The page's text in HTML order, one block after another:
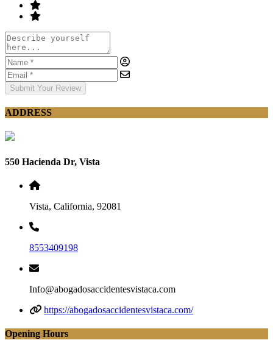
Submit Your Review
ADDRESS
550 Hacienda Dr, Vista
Vista, California, 92081
8553409198
Info@abogadosaccidentesvistaca.com
https://abogadosaccidentesvistaca.com/
Opening Hours